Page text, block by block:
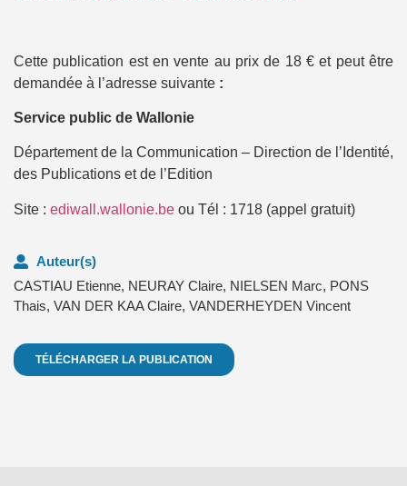
Cette publication est en vente au prix de 18 € et peut être
demandée à l’adresse suivante :
Service public de Wallonie
Département de la Communication – Direction de l’Identité,
des Publications et de l’Edition
Site : ediwall.wallonie.be ou Tél : 1718 (appel gratuit)
Auteur(s)
CASTIAU Etienne, NEURAY Claire, NIELSEN Marc, PONS
Thais, VAN DER KAA Claire, VANDERHEYDEN Vincent
TÉLÉCHARGER LA PUBLICATION